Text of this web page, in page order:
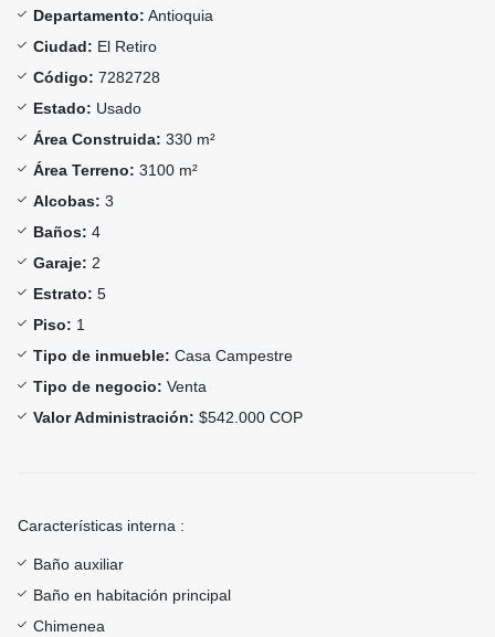
Departamento: Antioquia
Ciudad: El Retiro
Código: 7282728
Estado: Usado
Área Construida: 330 m²
Área Terreno: 3100 m²
Alcobas: 3
Baños: 4
Garaje: 2
Estrato: 5
Piso: 1
Tipo de inmueble: Casa Campestre
Tipo de negocio: Venta
Valor Administración: $542.000 COP
Características interna :
Baño auxiliar
Baño en habitación principal
Chimenea